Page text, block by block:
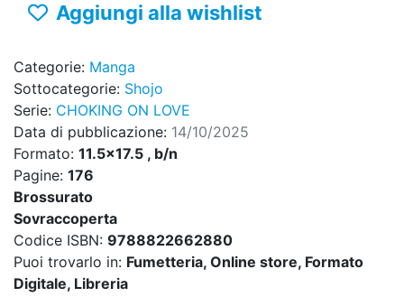
Aggiungi alla wishlist
Categorie: Manga
Sottocategorie: Shojo
Serie: CHOKING ON LOVE
Data di pubblicazione: 14/10/2025
Formato: 11.5x17.5 , b/n
Pagine: 176
Brossurato
Sovraccoperta
Codice ISBN: 9788822662880
Puoi trovarlo in: Fumetteria, Online store, Formato
Digitale, Libreria